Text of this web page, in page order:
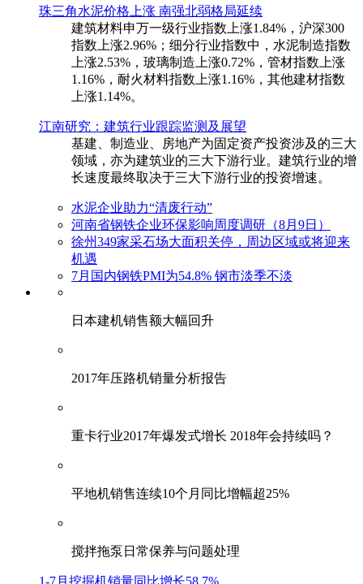
珠三角水泥价格上涨 南强北弱格局延续
建筑材料申万一级行业指数上涨1.84%，沪深300
指数上涨2.96%；细分行业指数中，水泥制造指数
上涨2.53%，玻璃制造上涨0.72%，管材指数上涨
1.16%，耐火材料指数上涨1.16%，其他建材指数
上涨1.14%。
江南研究：建筑行业跟踪监测及展望
基建、制造业、房地产为固定资产投资涉及的三大
领域，亦为建筑业的三大下游行业。建筑行业的增
长速度最终取决于三大下游行业的投资增速。
水泥企业助力“清废行动”
河南省钢铁企业环保影响周度调研（8月9日）
徐州349家采石场大面积关停，周边区域或将迎来
机遇
7月国内钢铁PMI为54.8% 钢市淡季不淡
日本建机销售额大幅回升
2017年压路机销量分析报告
重卡行业2017年爆发式增长 2018年会持续吗？
平地机销售连续10个月同比增幅超25%
搅拌拖泵日常保养与问题处理